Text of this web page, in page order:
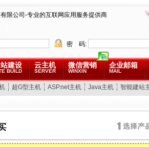
限公司-专业的互联网应用服务提供商
密 码:
建设
BUILD
云主机
SERVER
微信营销
WINXIN
企业邮箱
MAIL
超G型主机 ASP.net主机 Java主机 智能建站